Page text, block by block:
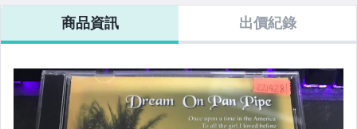
商品資訊 出價紀錄